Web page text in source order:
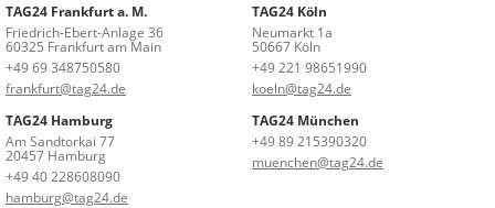
TAG24 Frankfurt a. M.
Friedrich-Ebert-Anlage 36
60325 Frankfurt am Main
+49 69 348750580
frankfurt@tag24.de
TAG24 Köln
Neumarkt 1a
50667 Köln
+49 221 98651990
koeln@tag24.de
TAG24 Hamburg
Am Sandtorkai 77
20457 Hamburg
+49 40 228608090
hamburg@tag24.de
TAG24 München
+49 89 215390320
muenchen@tag24.de